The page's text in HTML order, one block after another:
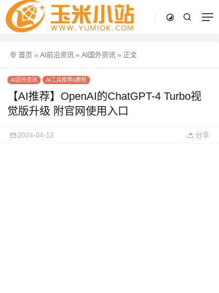
首页 » AI前沿资讯 » AI国外资讯 » 正文
AI国外资讯 AI工具推荐&教程
【AI推荐】OpenAI的ChatGPT-4 Turbo视
觉版升级 附官网使用入口
2024-04-12 分享